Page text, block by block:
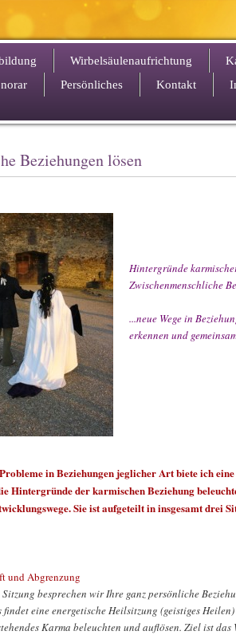
Wirbelsäulenaufrichtung
Persönliches Kontakt
Beziehungen lösen
Hintergründe
Zwischenmenschliche
...neue Wege in
erkennen und
in Beziehungen jeglicher Art biete ich
Hintergründe der karmischen Beziehung
Sie ist aufgeteilt in insgesamt drei
und Abgrenzung
besprechen wir Ihre ganz persönliche
findet eine energetische Heilsitzung (geistiges
Karma beleuchten und auflösen. Ziel ist